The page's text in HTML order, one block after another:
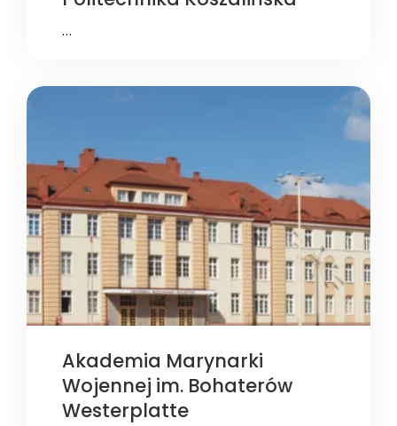
…
Akademia Marynarki
Wojennej im. Bohaterów
Westerplatte